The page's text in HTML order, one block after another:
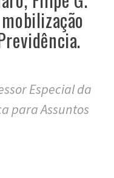
Especial da
para Assuntos